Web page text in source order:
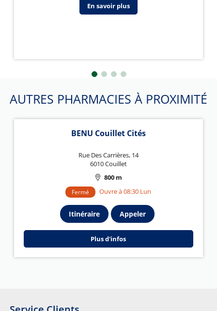
En savoir plus
AUTRES PHARMACIES À PROXIMITÉ
BENU Couillet Cités
Rue Des Carrières, 14
6010 Couillet
800 m
Fermé Ouvre à 08:30 Lun
Itinéraire Appeler
Plus d'infos